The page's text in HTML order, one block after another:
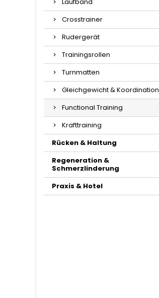
Crosstrainer
Rudergerät
Trainingsrollen
Turnmatten
Gleichgewicht & Koordination
Functional Training
Krafttraining
Rücken & Haltung
Regeneration &
Schmerzlinderung
Praxis & Hotel